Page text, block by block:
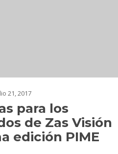
21, 2017
para los
de Zas Visión
edición PIME